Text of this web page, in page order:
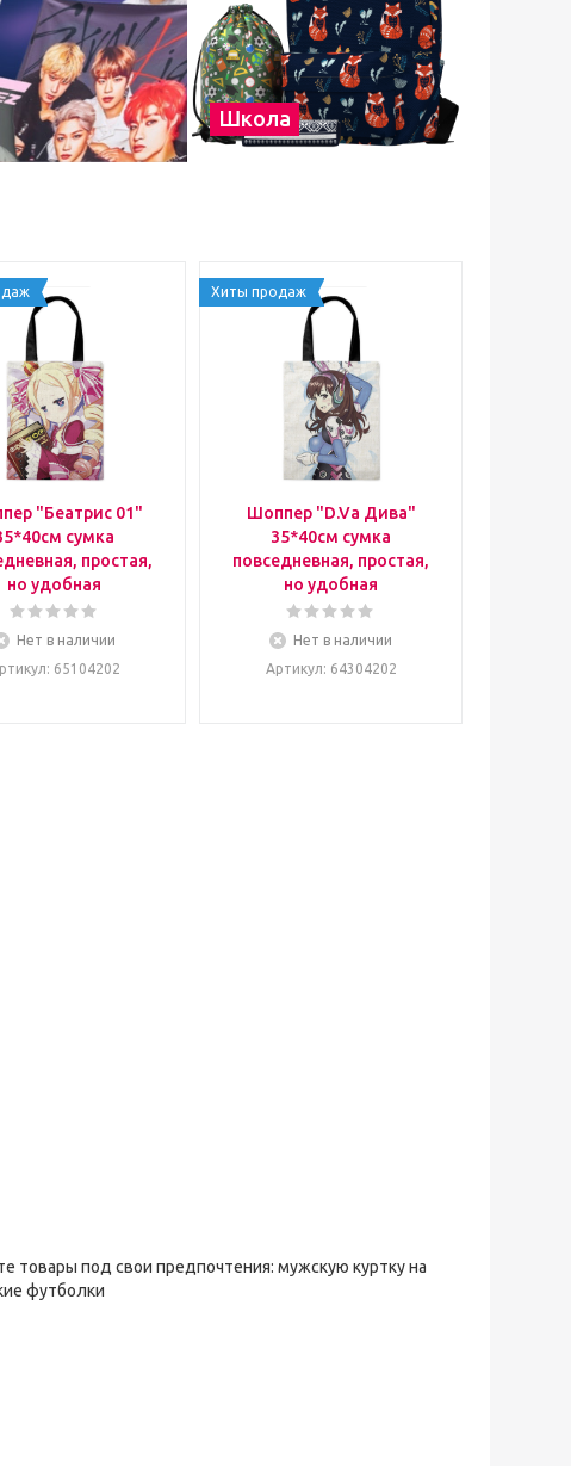
Школа
"Беатрис 01"
сумка
простая,
но удобная
Нет в наличии
: 65104202
Хиты продаж
Шоппер "D.Va Дива"
35*40см сумка
повседневная, простая,
но удобная
Нет в наличии
Артикул: 64304202
товары под свои предпочтения: мужскую куртку на
футболки